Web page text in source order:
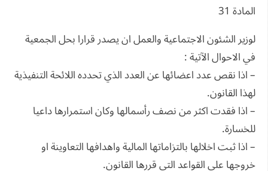
المادة 31
لوزير الشئون الاجتماعية والعمل ان يصدر قرارا بحل الجمعية
في الاحوال الآتية :
– اذا نقص عدد اعضائها عن العدد الذي تحدده اللائحة التنفيذية
لهذا القانون.
– اذا فقدت اكثر من نصف رأسمالها وكان استمرارها داعيا
للخسارة.
– اذا ثبت اخلالها بالتزاماتها المالية واهدافها التعاوينة او
خروجها على القواعد التي قررها القانون.